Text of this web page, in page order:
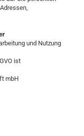
und Nutzung
ist
mbH